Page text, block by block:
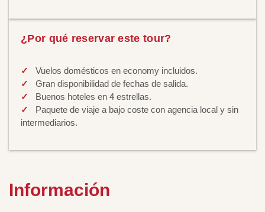
¿Por qué reservar este tour?
Vuelos domésticos en economy incluidos.
Gran disponibilidad de fechas de salida.
Buenos hoteles en 4 estrellas.
Paquete de viaje a bajo coste con agencia local y sin
intermediarios.
Información